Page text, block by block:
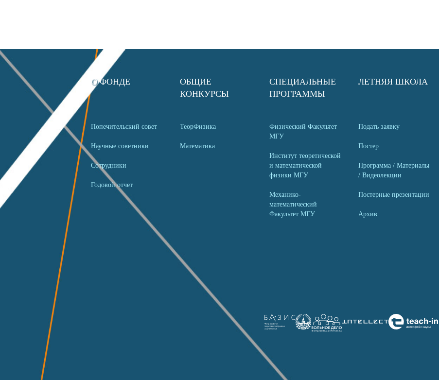
О ФОНДЕ
Попечительский совет
Научные советники
Сотрудники
Годовой отчет
ОБЩИЕ
КОНКУРСЫ
ТеорФизика
Математика
СПЕЦИАЛЬНЫЕ
ПРОГРАММЫ
Физический Факультет
МГУ
Институт теоретической
и математической
физики МГУ
Механико-
математический
Факультет МГУ
ЛЕТНЯЯ ШКОЛА
Подать заявку
Постер
Программа / Материалы
/ Видеолекции
Постерные презентации
Архив